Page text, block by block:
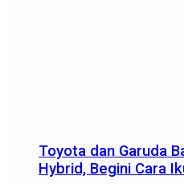
Toyota dan Garuda
Hybrid, Begini Cara